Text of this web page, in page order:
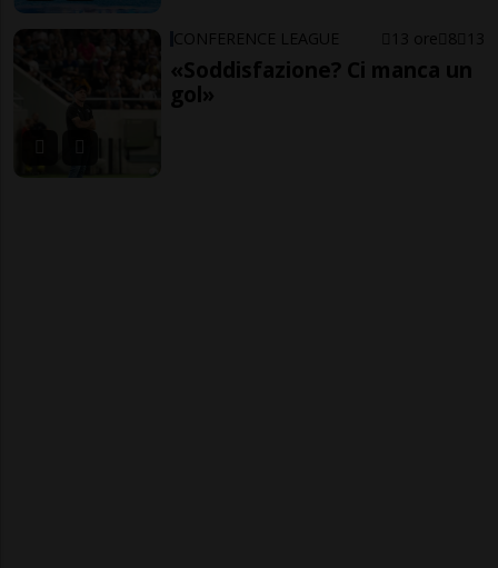
CONFERENCE LEAGUE 13 ore 8 13
«Soddisfazione? Ci manca un
gol»